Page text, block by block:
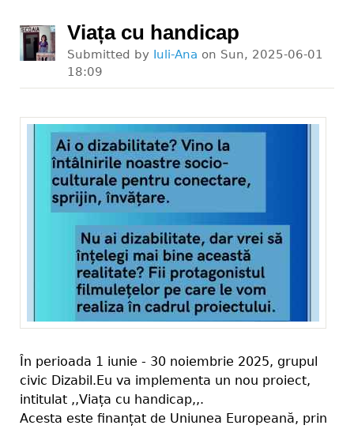
Viața cu handicap
Submitted by Iuli-Ana on Sun, 2025-06-01
18:09
În perioada 1 iunie - 30 noiembrie 2025, grupul
civic Dizabil.Eu va implementa un nou proiect,
intitulat ,,Viața cu handicap,,.
Acesta este finanțat de Uniunea Europeană, prin